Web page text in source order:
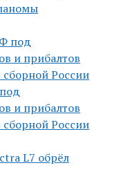
и прибалтов
России